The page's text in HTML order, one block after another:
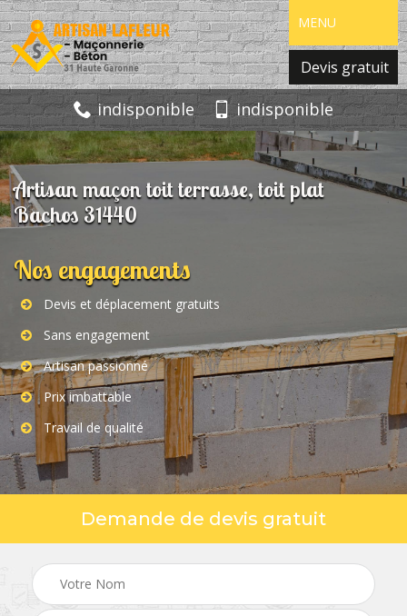
MENU
Devis gratuit
indisponible indisponible
Artisan maçon toit terrasse, toit plat
Bachos 31440
Nos engagements
Devis et déplacement gratuits
Sans engagement
Artisan passionné
Prix imbattable
Travail de qualité
Demande de devis gratuit